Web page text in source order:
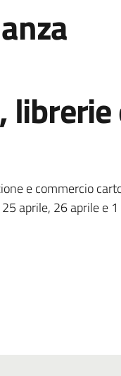
e commercio
aprile, 26 aprile e 1